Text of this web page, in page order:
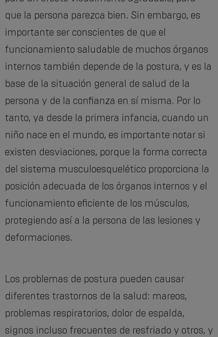
que la persona parezca bien. Sin embargo, es
importante ser conscientes de que el
funcionamiento saludable de muchos órganos
internos también depende de la postura, y es la
base de la situación general de salud de la
persona y de la confianza en sí misma. Por lo
tanto, ya desde la primera infancia, cuando un
niño nace en el mundo, es importante notar si
existen desviaciones, porque la forma correcta
del sistema musculoesquelético proporciona la
posición adecuada de los órganos internos y el
funcionamiento eficiente de los músculos,
protegiendo así a la persona de las lesiones y
deformaciones.
Los problemas de postura pueden causar
diferentes trastornos de la salud: mareos,
problemas respiratorios, dolor de espalda,
signos incluso frecuentes de resfriado y otros, y